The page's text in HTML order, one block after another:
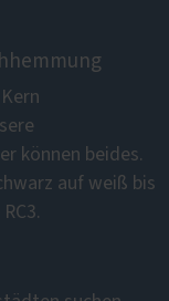
können beides.
auf weiß bis